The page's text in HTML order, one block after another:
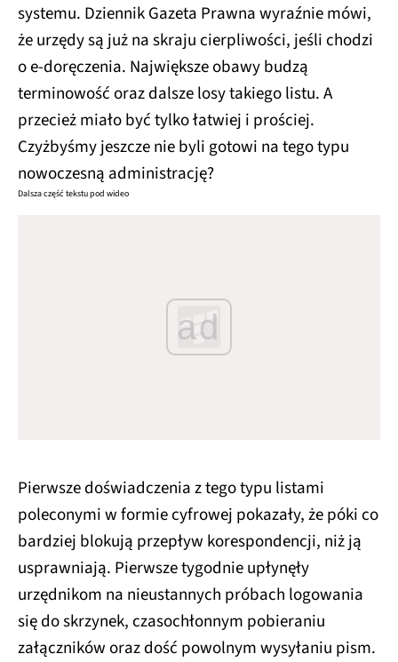
systemu. Dziennik Gazeta Prawna wyraźnie mówi,
że urzędy są już na skraju cierpliwości, jeśli chodzi
o e-doręczenia. Największe obawy budzą
terminowość oraz dalsze losy takiego listu. A
przecież miało być tylko łatwiej i prościej.
Czyżbyśmy jeszcze nie byli gotowi na tego typu
nowoczesną administrację?
Dalsza część tekstu pod wideo
ad
Pierwsze doświadczenia z tego typu listami
poleconymi w formie cyfrowej pokazały, że póki co
bardziej blokują przepływ korespondencji, niż ją
usprawniają. Pierwsze tygodnie upłynęły
urzędnikom na nieustannych próbach logowania
się do skrzynek, czasochłonnym pobieraniu
załączników oraz dość powolnym wysyłaniu pism.